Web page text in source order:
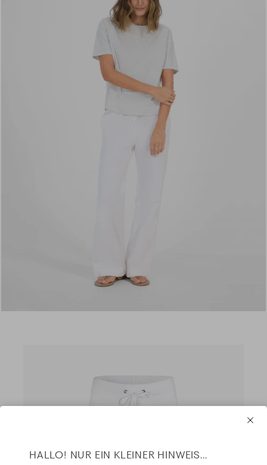
HALLO! NUR EIN KLEINER HINWEIS...